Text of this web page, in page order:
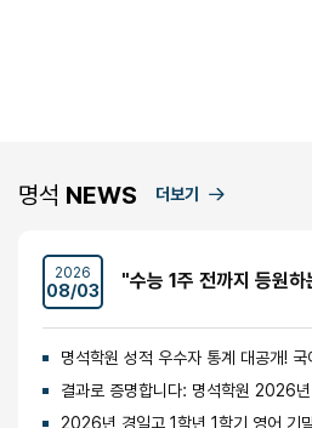
명석 NEWS 더보기
2026
08/03